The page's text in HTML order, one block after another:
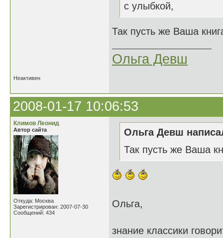
с улыбкой,
Так пусть же Ваша
Ольга Девш
Неактивен
2008-01-17 10:06:53
Климов Леонид
Автор сайта
Откуда: Москва
Зарегистрирован: 2007-07-30
Сообщений: 434
Ольга Девш
Так пусть же Ваша
Ольга,
знание классики